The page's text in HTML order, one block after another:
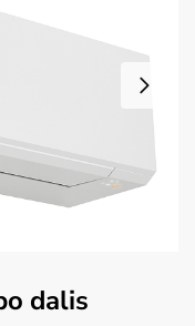
dalis